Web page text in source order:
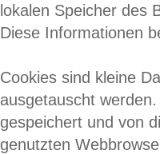
lokalen Speicher des
Diese Informationen
Cookies sind kleine
ausgetauscht
gespeichert und von
genutzten